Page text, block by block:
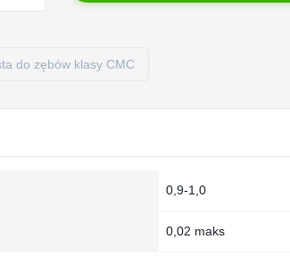
do zębów klasy CMC
0,9-1,0
0,02 maks